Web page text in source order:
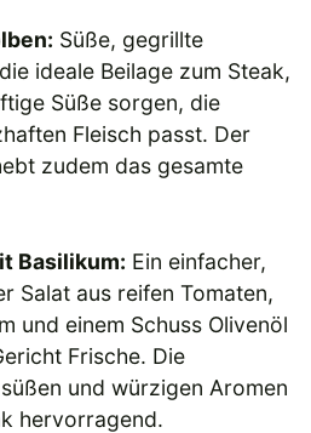
Süße, gegrillte
ideale Beilage zum Steak,
Süße sorgen, die
Fleisch passt. Der
zudem das gesamte
Basilikum: Ein einfacher,
Salat aus reifen Tomaten,
und einem Schuss Olivenöl
Frische. Die
und würzigen Aromen
hervorragend.